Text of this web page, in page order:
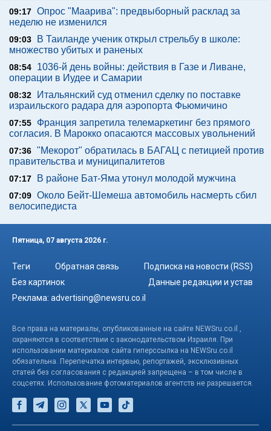
09:17 Опрос "Mаарива": предвыборный расклад за
неделю не изменился
09:03
В Таиланде ученик открыл стрельбу в школе:
множество убитых и раненых
08:54
1036-й день войны: действия в Газе и Ливане,
операции в Иудее и Самарии
08:32
Итальянский суд отменил сделку по поставке
израильского радара для аэропорта Фьюмичино
07:55
Франция запретила телемаркетинг без прямого
согласия. В Марокко опасаются массовых увольнений
07:36 "Мекорот" обратилась в БАГАЦ с петицией против
правительства и муниципалитетов
07:17 В районе Бат-Яма утонул молодой мужчина
07:09 Около Бейт-Шемеша автомобиль насмерть сбил
велосипедиста
Пятница, 07 августа 2026 г.
Теги Обратная связь
Подписка на новости (RSS)
Без картинок
Данные редакции и устав
Реклама: advertising@newsru.co.il
Все права на материалы, опубликованные на сайте NEWSru.co.il ,
охраняются в соответствии с законодательством Израиля. При
использовании материалов сайта гиперссылка на NEWSru.co.il
обязательна. Перепечатка интервью, репортажей, эксклюзивных
статей без согласования с редакцией запрещена – в том числе в
соцсетях. Использование фотоматериалов агентств не разрешается.